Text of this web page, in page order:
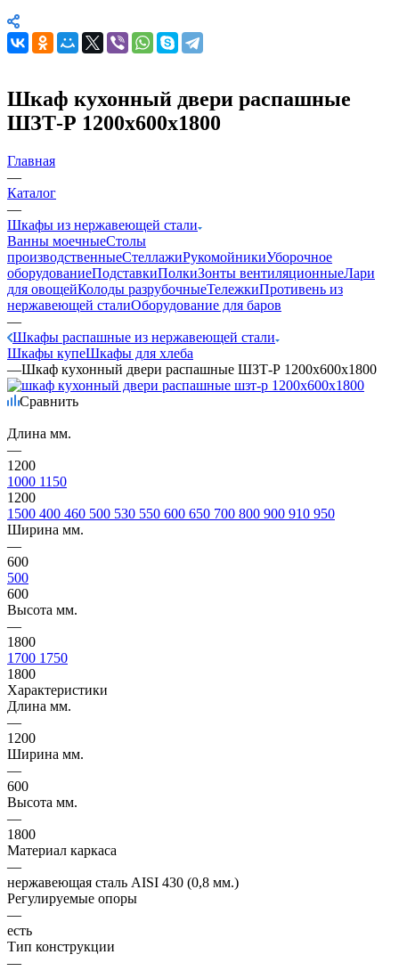
Шкаф кухонный двери распашные
ШЗТ-Р 1200х600х1800
Главная
—
Каталог
—
Шкафы из нержавеющей стали
Ванны моечныеСтолы
производственныеСтеллажиРукомойникиУборочное
оборудованиеПодставкиПолкиЗонты вентиляционныеЛари
для овощейКолоды разрубочныеТележкиПротивень из
нержавеющей сталиОборудование для баров
—
Шкафы распашные из нержавеющей стали
Шкафы купеШкафы для хлеба
—Шкаф кухонный двери распашные ШЗТ-Р 1200х600х1800
Сравнить
Длина мм.
—
1200
1000 1150
1200
1500 400 460 500 530 550 600 650 700 800 900 910 950
Ширина мм.
—
600
500
600
Высота мм.
—
1800
1700 1750
1800
Характеристики
Длина мм.
—
1200
Ширина мм.
—
600
Высота мм.
—
1800
Материал каркаса
—
нержавеющая сталь AISI 430 (0,8 мм.)
Регулируемые опоры
—
есть
Тип конструкции
—